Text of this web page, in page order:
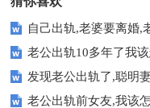
自己出轨,老婆要离婚,
何挽留【合适做法】
老公出轨10多年了我
办-学学过来人做法
发现老公出轨了,聪明
用4招挽救婚姻
老公出轨前女友,我该